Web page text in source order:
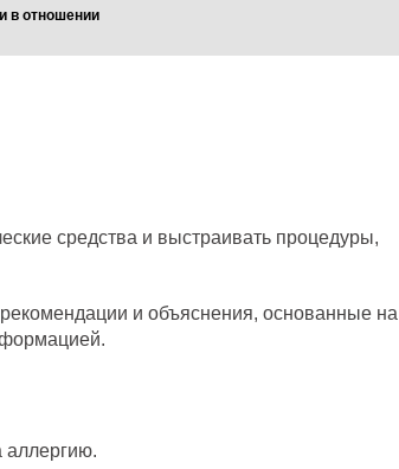
в отношении
средства и выстраивать процедуры,
и объяснения, основанные на
аллергию.